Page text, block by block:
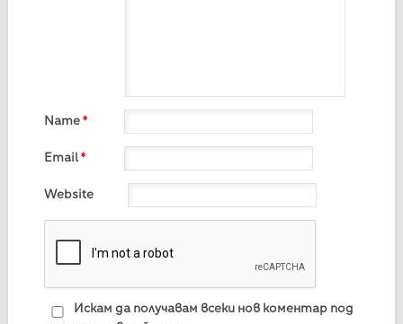
Name*
Email*
Website
Искам да получавам всеки нов коментар под